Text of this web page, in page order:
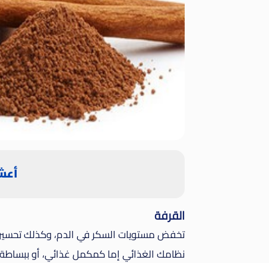
القرفة
تخفض مستويات السكر في الدم، وكذلك
نظامك الغذائي إما كمكمل غذائي، أو